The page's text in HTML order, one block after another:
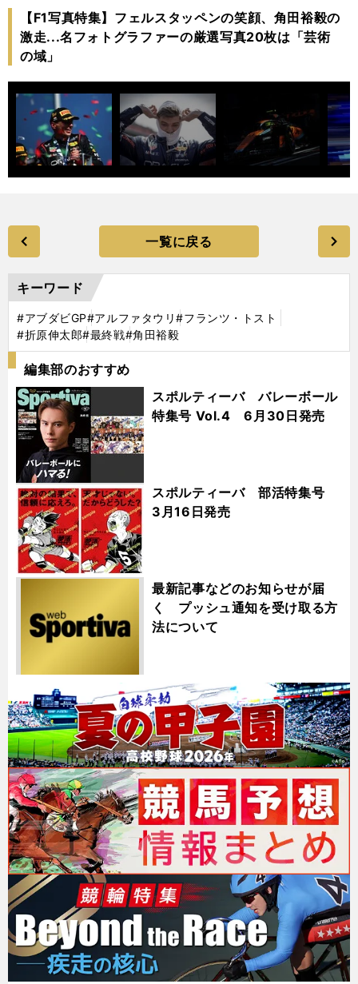
【F1写真特集】フェルスタッペンの笑顔、角田裕毅の
激走...名フォトグラファーの厳選写真20枚は「芸術
の域」
一覧に戻る
キーワード
#アブダビGP#アルファタウリ#フランツ・トスト
#折原伸太郎#最終戦#角田裕毅
編集部のおすすめ
スポルティーバ バレーボール
特集号 Vol.4 6月30日発売
スポルティーバ 部活特集号
3月16日発売
最新記事などのお知らせが届
く プッシュ通知を受け取る方
法について